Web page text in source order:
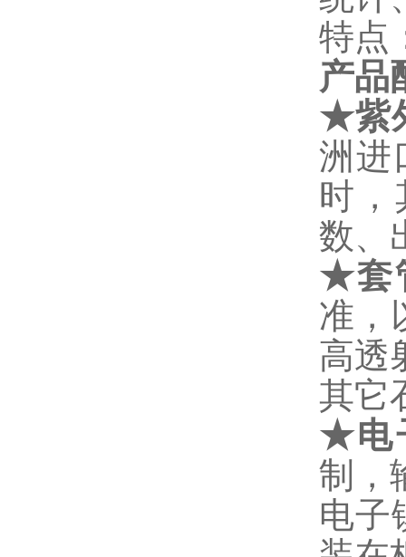
特点
产品
★紫
洲进
时
数、
★套
准，
高透
其它
★电
制，
电子